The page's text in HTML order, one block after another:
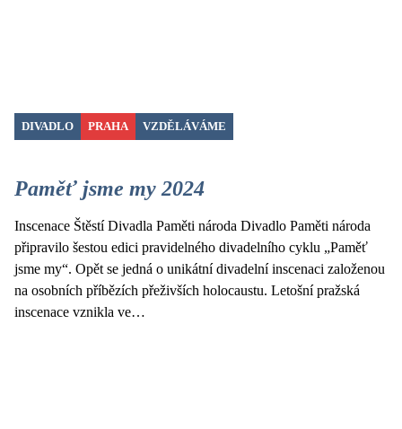
DIVADLO PRAHA VZDĚLÁVÁME
Paměť jsme my 2024
Inscenace Štěstí Divadla Paměti národa Divadlo Paměti národa
připravilo šestou edici pravidelného divadelního cyklu „Paměť
jsme my“. Opět se jedná o unikátní divadelní inscenaci založenou
na osobních příbězích přeživších holocaustu. Letošní pražská
inscenace vznikla ve…